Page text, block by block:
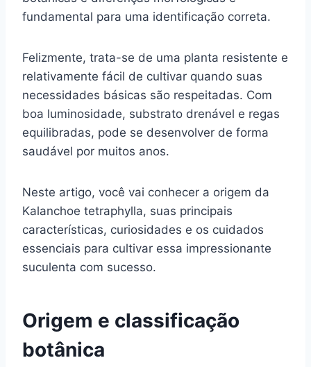
fundamental para uma identificação correta.
Felizmente, trata-se de uma planta resistente e
relativamente fácil de cultivar quando suas
necessidades básicas são respeitadas. Com
boa luminosidade, substrato drenável e regas
equilibradas, pode se desenvolver de forma
saudável por muitos anos.
Neste artigo, você vai conhecer a origem da
Kalanchoe tetraphylla, suas principais
características, curiosidades e os cuidados
essenciais para cultivar essa impressionante
suculenta com sucesso.
Origem e classificação
botânica